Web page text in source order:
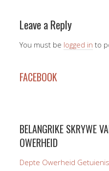
Leave a Reply
You must be logged in to
FACEBOOK
BELANGRIKE SKRYWE
OWERHEID
Depte Owerheid